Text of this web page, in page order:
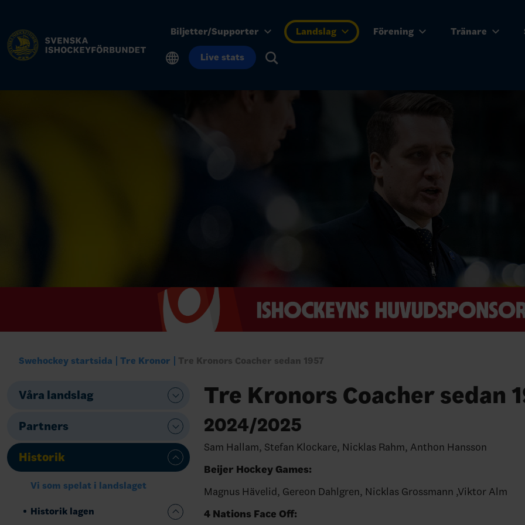
Biljetter/Supporter Landslag Förening Tränare
Live stats
Swehockey startsida Tre Kronor Tre Kronors Coacher sedan 1957
Våra landslag
Partners
Historik
Vi som spelat i landslaget
Historik lagen
Tre Kronors Coacher sedan
2024/2025
Sam Hallam, Stefan Klockare, Nicklas Rahm, Anthon Hansson
Beijer Hockey Games:
Magnus Hävelid, Gereon Dahlgren, Nicklas Grossmann ,Viktor Alm
4 Nations Face Off: